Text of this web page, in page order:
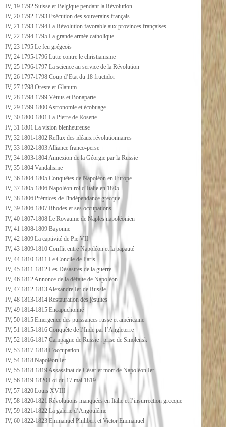
IV, 19 1792 Suisse et Belgique pendant la Révolution
IV, 20 1792-1793 Exécution des souverains français
IV, 21 1793-1794 La Révolution favorable aux provinces françaises
IV, 22 1794-1795 La grande armée catholique
IV, 23 1795 Le feu grégeois
IV, 24 1795-1796 Lutte contre le christianisme
IV, 25 1796-1797 La science au service de la Révolution
IV, 26 1797-1798 Coup d’Etat du 18 fructidor
IV, 27 1798 Oreste et Glanum
IV, 28 1798-1799 Vénus et Bonaparte
IV, 29 1799-1800 Astronomie et écobuage
IV, 30 1800-1801 La Pierre de Rosette
IV, 31 1801 La vision bienheureuse
IV, 32 1801-1802 Reflux des idéaux révolutionnaires
IV, 33 1802-1803 Alliance franco-perse
IV, 34 1803-1804 Annexion de la Géorgie par la Russie
IV, 35 1804 Vandalisme
IV, 36 1804-1805 Conquêtes de Napoléon en Europe
IV, 37 1805-1806 Napoléon roi d’Italie en 1805
IV, 38 1806 Prémices de l'indépendance grecque
IV, 39 1806-1807 Rhodes et ses occupations
IV, 40 1807-1808 Le Royaume de Naples napoléonien
IV, 41 1808-1809 Bayonne
IV, 42 1809 La captivité de Pie VII
IV, 43 1809-1810 Conflit entre Napoléon et la papauté
IV, 44 1810-1811 Le Concile de Paris
IV, 45 1811-1812 Les Désastres de la guerre
IV, 46 1812 Annonce de la défaite de Napoléon
IV, 47 1812-1813 Alexandre Ier de Russie
IV, 48 1813-1814 Restauration des jésuites
IV, 49 1814-1815 Encapuchonné
IV, 50 1815 Emergence des puissances russe et américaine
IV, 51 1815-1816 Conquête de l’Inde par l’Angleterre
IV, 52 1816-1817 Campagne de Russie : prise de Smolensk
IV, 53 1817-1818 L'occupation
IV, 54 1818 Napoléon Ier
IV, 55 1818-1819 Assassinat de César et mort de Napoléon Ier
IV, 56 1819-1820 Loi du 17 mai 1819
IV, 57 1820 Louis XVIII
IV, 58 1820-1821 Révolutions manquées en Italie et l’insurrection grecque
IV, 59 1821-1822 La galerie d’Angoulême
IV, 60 1822-1823 Emmanuel Philibert et Victor Emmanuel